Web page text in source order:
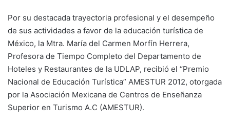
Por su destacada trayectoria profesional y el desempeño
de sus actividades a favor de la educación turística de
México, la Mtra. María del Carmen Morfín Herrera,
Profesora de Tiempo Completo del Departamento de
Hoteles y Restaurantes de la UDLAP, recibió el “Premio
Nacional de Educación Turística” AMESTUR 2012, otorgada
por la Asociación Mexicana de Centros de Enseñanza
Superior en Turismo A.C (AMESTUR).